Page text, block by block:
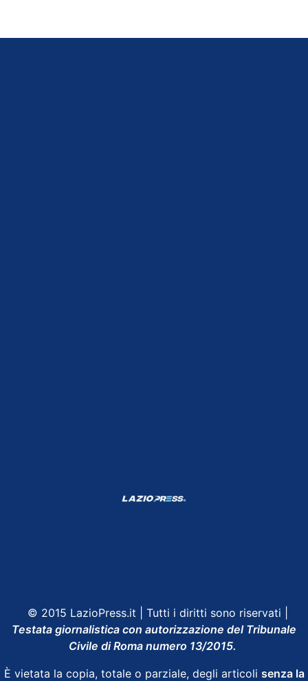
© 2015 LazioPress.it | Tutti i diritti sono riservati |
Testata giornalistica con autorizzazione del Tribunale
Civile di Roma numero 13/2015.
È vietata la copia, totale o parziale, degli articoli senza la